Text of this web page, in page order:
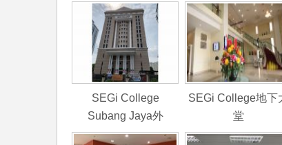
SEGi College
Subang Jaya外
SEGi College地下
堂